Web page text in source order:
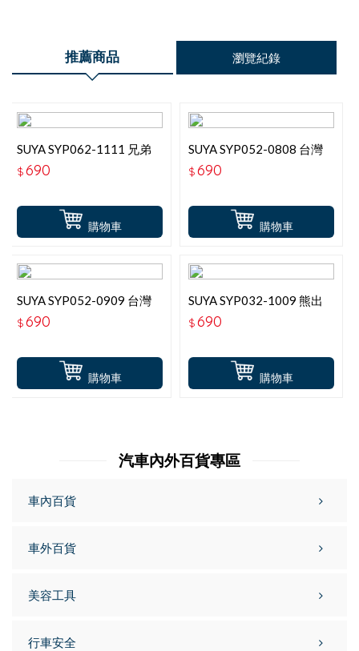
推薦商品 瀏覽紀錄
購物車
SUYA SYP062-1111 兄弟
情誼車牌框-黑底黃
$690
購物車
SUYA SYP052-0808 台灣
黑熊車牌框-橘色
$690
購物車
SUYA SYP052-0909 台灣
黑熊車牌框-墨綠色
$690
購物車
SUYA SYP032-1009 熊出
沒車牌框-砂墨綠
$690
汽車內外百貨專區
車內百貨
車外百貨
美容工具
行車安全